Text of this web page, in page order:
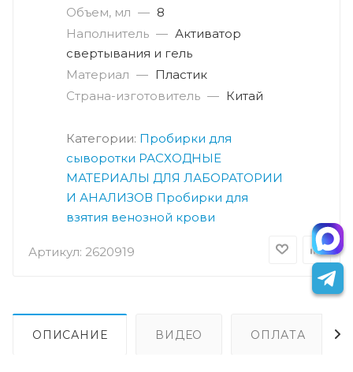
Артикул: 2620919
Объем, мл — 8
Наполнитель — Активатор
свертывания и гель
Материал — Пластик
Страна-изготовитель — Китай
Категории: Пробирки для
сыворотки РАСХОДНЫЕ
МАТЕРИАЛЫ ДЛЯ ЛАБОРАТОРИИ
И АНАЛИЗОВ Пробирки для
взятия венозной крови
ОПИСАНИЕ ВИДЕО ОПЛАТА